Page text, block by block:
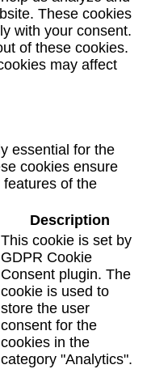
These cookies
with your consent.
of these cookies.
may affect
essential for the
cookies ensure
of the
Description
This cookie is set by
GDPR Cookie
Consent plugin. The
cookie is used to
store the user
consent for the
cookies in the
category "Analytics".